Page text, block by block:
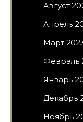
Август
Апрель
Март
Февраль
Январь
Декабрь
Ноябрь